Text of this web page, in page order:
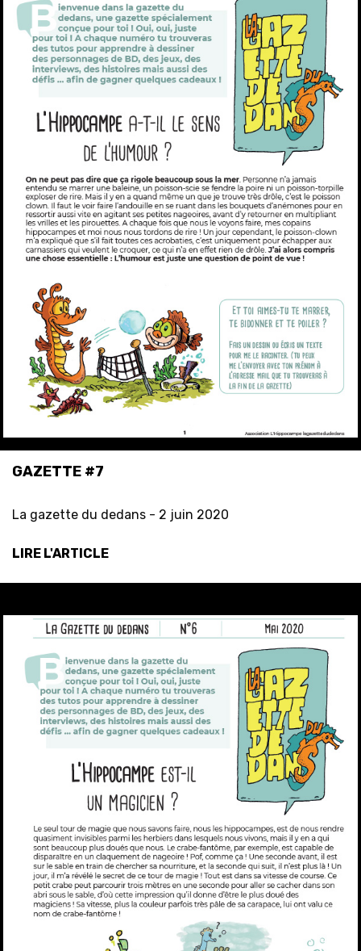
GAZETTE #7
La gazette du dedans - 2 juin 2020
LIRE L'ARTICLE